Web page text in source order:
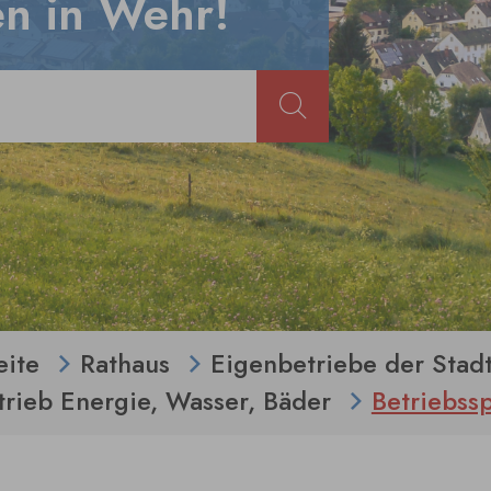
Rathaus
Eigenbetriebe der
Energie, Wasser, Bäder